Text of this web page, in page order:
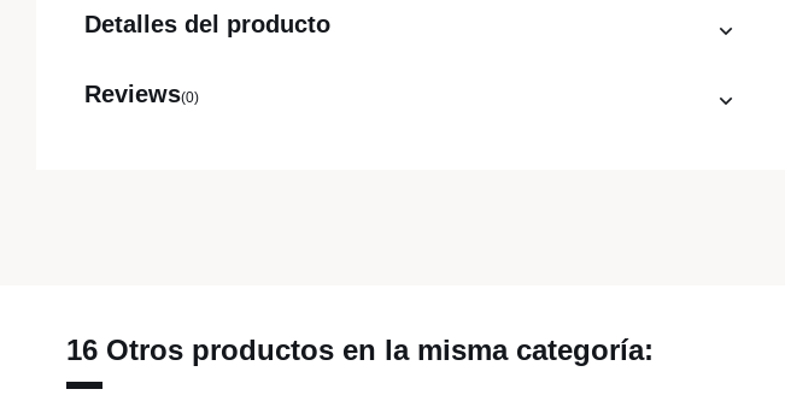
Detalles del producto
Reviews(0)
16 Otros productos en la misma categoría: